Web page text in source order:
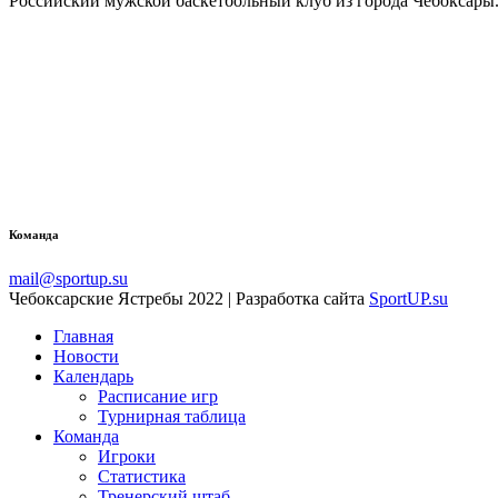
Команда
mail@sportup.su
Чебоксарские Ястребы 2022 | Разработка сайта SportUP.su
Главная
Новости
Календарь
Расписание игр
Турнирная таблица
Команда
Игроки
Статистика